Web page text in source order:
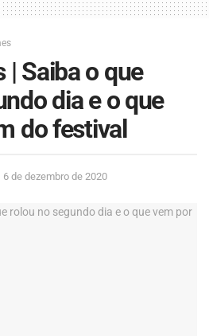
| Saiba o que
dia e o que
do festival
6 de dezembro de 2020